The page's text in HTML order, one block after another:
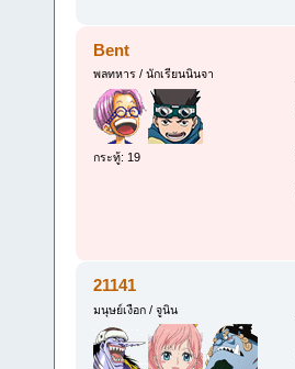
Bent
พลทหาร / นักเรียนนินจา
กระทู้: 19
21141
มนุษย์เงือก / จูนิน